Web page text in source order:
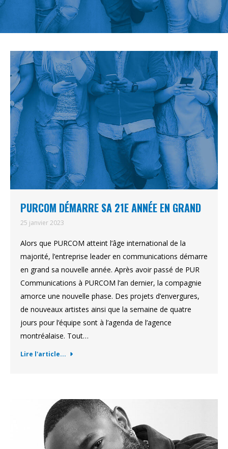
PURCOM DÉMARRE SA 21E ANNÉE EN GRAND
25 janvier 2023
Alors que PURCOM atteint l’âge international de la
majorité, l’entreprise leader en communications démarre
en grand sa nouvelle année. Après avoir passé de PUR
Communications à PURCOM l’an dernier, la compagnie
amorce une nouvelle phase. Des projets d’envergures,
de nouveaux artistes ainsi que la semaine de quatre
jours pour l’équipe sont à l’agenda de l’agence
montréalaise. Tout…
Lire l'article...